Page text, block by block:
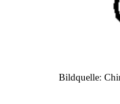
Bildquelle: